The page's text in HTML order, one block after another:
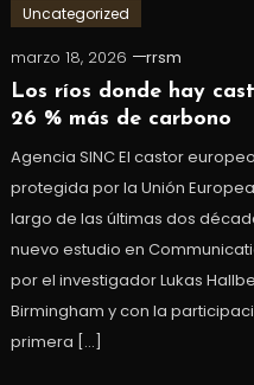
Uncategorized
marzo 18, 2026
rrsm
Los ríos donde hay
26 % más de carbono
Agencia SINC El castor
protegida por la Unión
largo de las últimas dos
nuevo estudio en
por el investigador Lukas
Birmingham y con la
primera […]